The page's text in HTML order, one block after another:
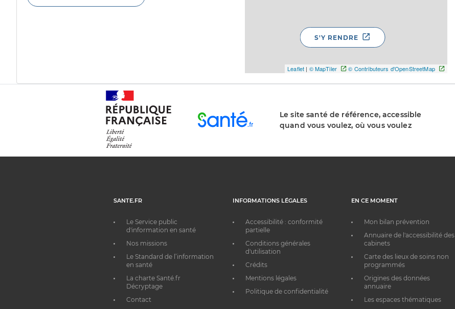
Leaflet | © MapTiler © Contributeurs d'OpenStreetMap
S'Y RENDRE
Le site santé de référence, accessible
quand vous voulez, où vous voulez
SANTE.FR
Le Service public
d'information en santé
Nos missions
Le Standard de l’information
en santé
La charte Santé.fr
Décryptage
Contact
INFORMATIONS LÉGALES
Accessibilité : conformité
partielle
Conditions générales
d'utilisation
Crédits
Mentions légales
Politique de confidentialité
EN CE MOMENT
Mon bilan prévention
Annuaire de l'accessibilité des
cabinets
Carte des lieux de soins non
programmés
Origines des données
annuaire
Les espaces thématiques